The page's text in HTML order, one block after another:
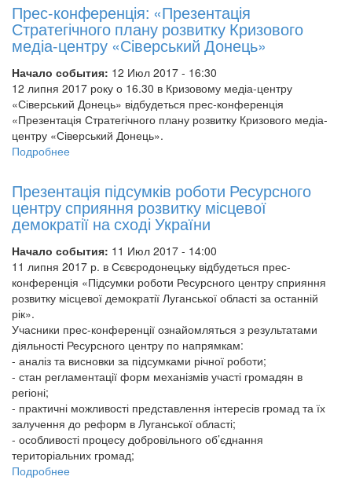
адвокаси
состоялся
в
Северодонецком
кризисном
медиа-
центре
«Северский
Донец»
Прес-конференція: «Презентація
Стратегічного плану розвитку Кризового
медіа-центру «Сіверський Донець»
Начало события: 12 Июл 2017 - 16:30
12 липня 2017 року о 16.30 в Кризовому медіа-центру
«Сіверський Донець» відбудеться прес-конференція
«Презентація Стратегічного плану розвитку Кризового медіа-
центру «Сіверський Донець».
Подробнее
конференція:
«Презентація
Стратегічного
плану
розвитку
Кризового
медіа-
центру
«Сіверський
Донець»
Презентація підсумків роботи Ресурсного
центру сприяння розвитку місцевої
демократії на сході України
Начало события: 11 Июл 2017 - 14:00
11 липня 2017 р. в Сєвєродонецьку відбудеться прес-
конференція «Підсумки роботи Ресурсного центру сприяння
розвитку місцевої демократії Луганської області за останній
рік».
Учасники прес-конференції ознайомляться з результатами
діяльності Ресурсного центру по напрямкам:
- аналіз та висновки за підсумками річної роботи;
- стан регламентації форм механізмів участі громадян в
регіоні;
- практичні можливості представлення інтересів громад та їх
залучення до реформ в Луганської області;
- особливості процесу добровільного об’єднання
територіальних громад;
Подробнее